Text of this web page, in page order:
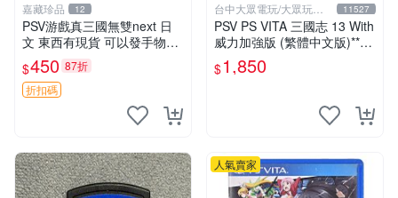
嘉藏珍品 12
PSV游戲真三國無雙next 日
文 東西有現貨 可以發手物品
無質量問題售不退不換
$450 87折
折扣碼
台中大眾電玩/大眾玩具
店
11527
PSV PS VITA 三國志 13 With
威力加強版 (繁體中文版)**
(二手商品)【台中大眾電玩】
$1,850
人氣賣家